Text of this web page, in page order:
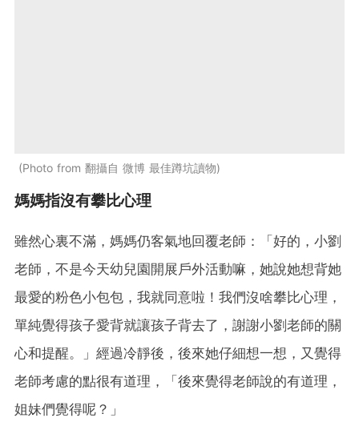
Photo from 翻攝自 微博 最佳蹲坑讀物
媽媽指沒有攀比心理
雖然心裏不滿，媽媽仍客氣地回覆老師：「好的，小劉
老師，不是今天幼兒園開展戶外活動嘛，她說她想背她
最愛的粉色小包包，我就同意啦！我們沒啥攀比心理，
單純覺得孩子愛背就讓孩子背去了，謝謝小劉老師的關
心和提醒。」經過冷靜後，後來她仔細想一想，又覺得
老師考慮的點很有道理，「後來覺得老師說的有道理，
姐妹們覺得呢？」